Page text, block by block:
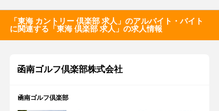
「東海 カントリー 倶楽部 求人」のアルバイト・バイト
に関連する「東海 倶楽部 求人」の求人情報
函南ゴルフ倶楽部株式会社
凾南ゴルフ倶楽部